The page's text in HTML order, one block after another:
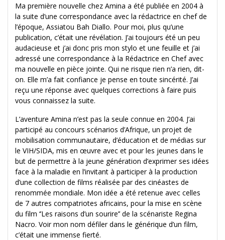
Ma première nouvelle chez Amina a été publiée en 2004 à
la suite d’une correspondance avec la rédactrice en chef de
l’époque, Assiatou Bah Diallo. Pour moi, plus qu’une
publication, c’était une révélation. J’ai toujours été un peu
audacieuse et j’ai donc pris mon stylo et une feuille et j’ai
adressé une correspondance à la Rédactrice en Chef avec
ma nouvelle en pièce jointe. Qui ne risque rien n’a rien, dit-
on. Elle m’a fait confiance je pense en toute sincérité. J’ai
reçu une réponse avec quelques corrections à faire puis
vous connaissez la suite.
L’aventure Amina n’est pas la seule connue en 2004. J’ai
participé au concours scénarios d’Afrique, un projet de
mobi­li­sa­tion com­mu­nau­taire, d’éducation et de médias sur
le VIH/SIDA, mis en œuvre avec et pour les jeunes dans le
but de permettre à la jeune géné­ra­tion d’expri­mer ses idées
face à la mala­die en l’invi­tant à par­ti­ci­per à la pro­duc­tion
d’une col­lec­tion de films réa­li­sée par des cinéas­tes de
renom­mée mon­diale. Mon idée a été retenue avec celles
de 7 autres compatriotes africains, pour la mise en scène
du film ‘’Les raisons d’un sourire’’ de la scénariste Regina
Nacro. Voir mon nom défiler dans le générique d’un film,
c’était une immense fierté.